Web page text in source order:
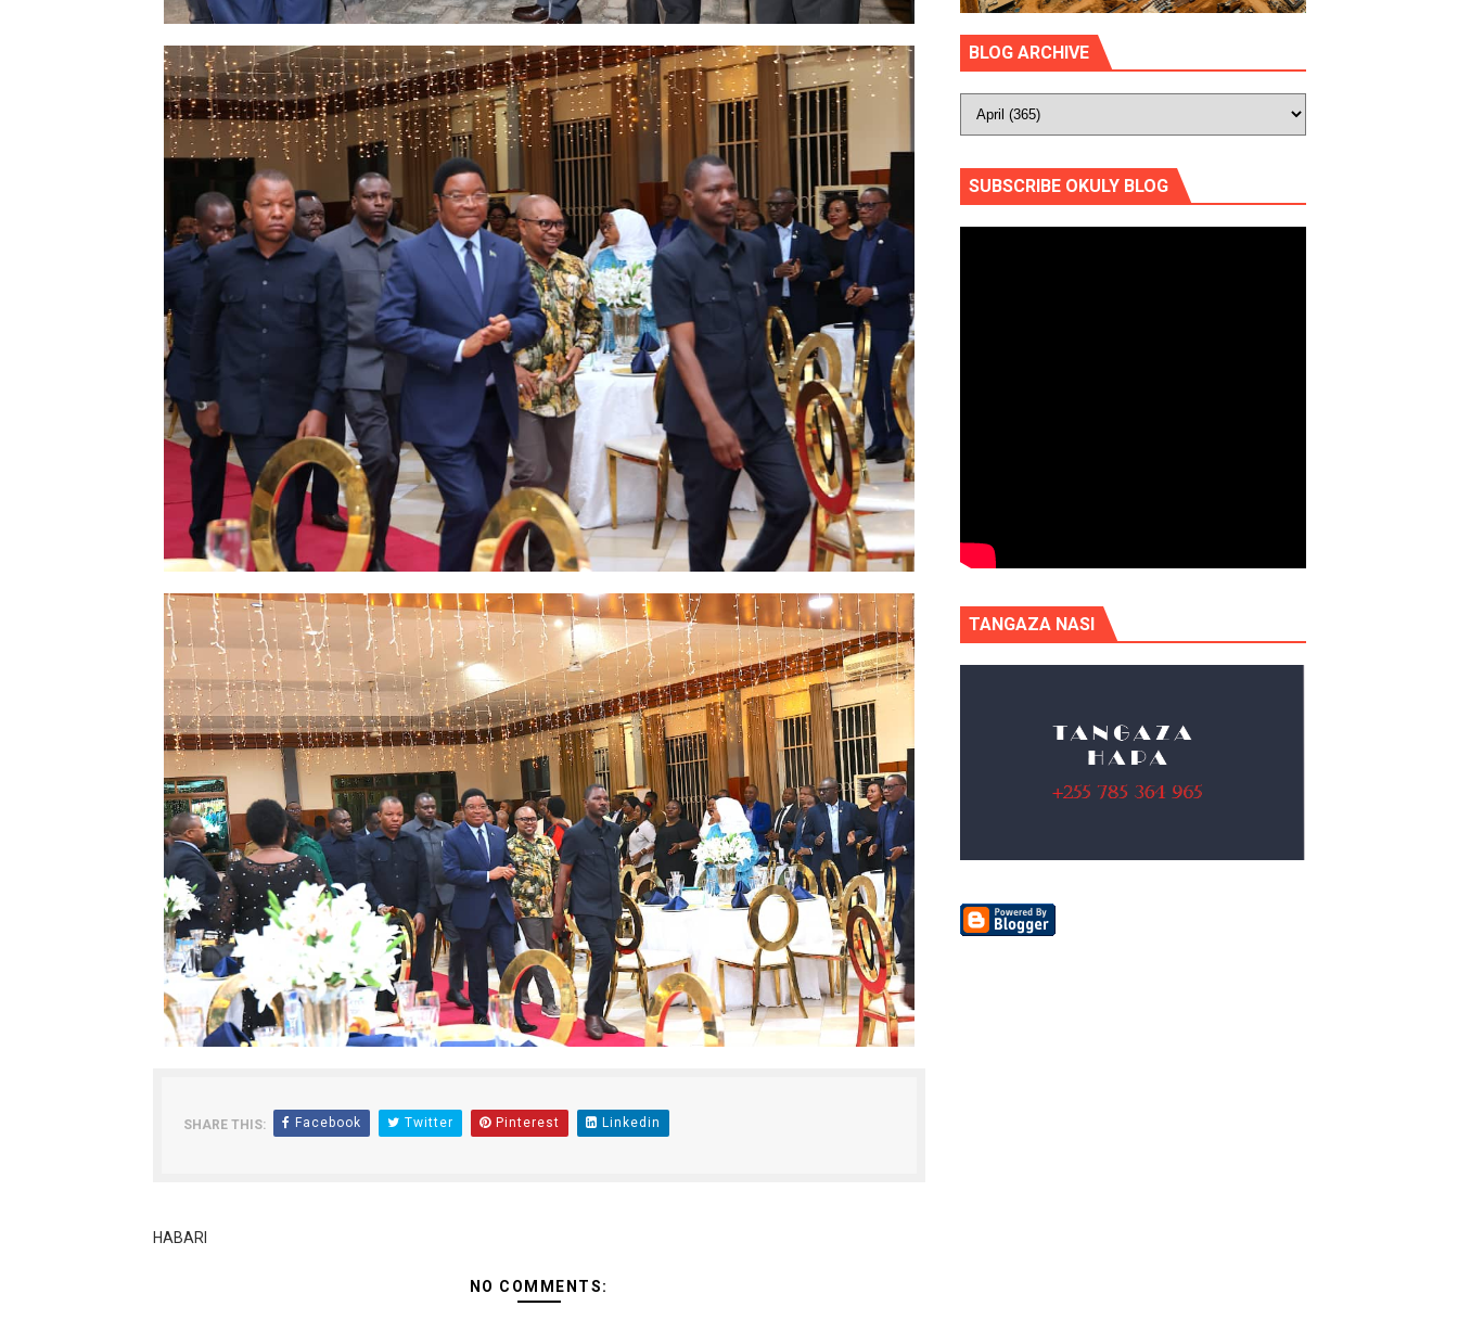
SHARE THIS: Facebook Twitter Pinterest Linkedin
HABARI
NO COMMENTS:
BLOG ARCHIVE
SUBSCRIBE OKULY BLOG
TANGAZA NASI